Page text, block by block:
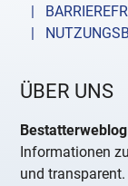
|
|
ÜBER UNS
Informationen
und